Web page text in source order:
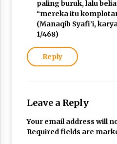
paling buruk, lalu
“mereka itu
(Manaqib Syafi’i,
1/468)
Reply
Leave a Reply
Your email address will
Required fields are